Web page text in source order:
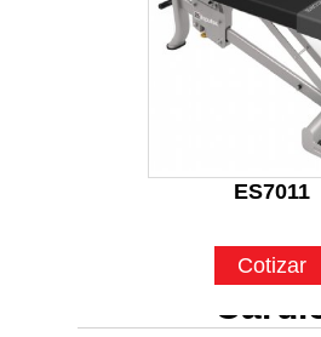
ES7011
Cotizar